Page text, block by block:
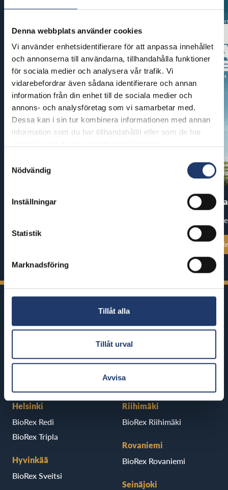
Denna webbplats använder cookies
Vi använder enhetsidentifierare för att anpassa innehållet
och annonserna till användarna, tillhandahålla funktioner
för sociala medier och analysera vår trafik. Vi
vidarebefordrar även sådana identifierare och annan
information från din enhet till de sociala medier och
annons- och analysföretag som vi samarbetar med.
Dessa kan i sin tur kombinera informationen med annan
information som du har tillhandahållit eller som de har
Nödvändig
Inställningar
Statistik
Marknadsföring
Tillåt alla
Tillåt urval
Avvisa
Pirates of the Caribbean: At
World’s End
The End of
Premiär:
Se alla
BioRex har 12 biografer runt om i
Helsinki
BioRex Redi
BioRex Tripla
Hyvinkää
BioRex Sveitsi
Riihimäki
BioRex Riihimäki
Rovaniemi
BioRex Rovaniemi
Seinäjoki